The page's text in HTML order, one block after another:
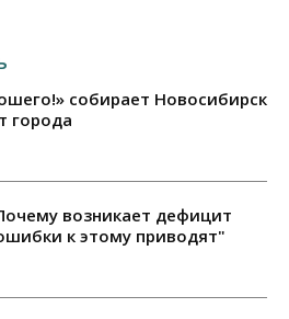
собирает Новосибирск
города
возникает дефицит
к этому приводят"